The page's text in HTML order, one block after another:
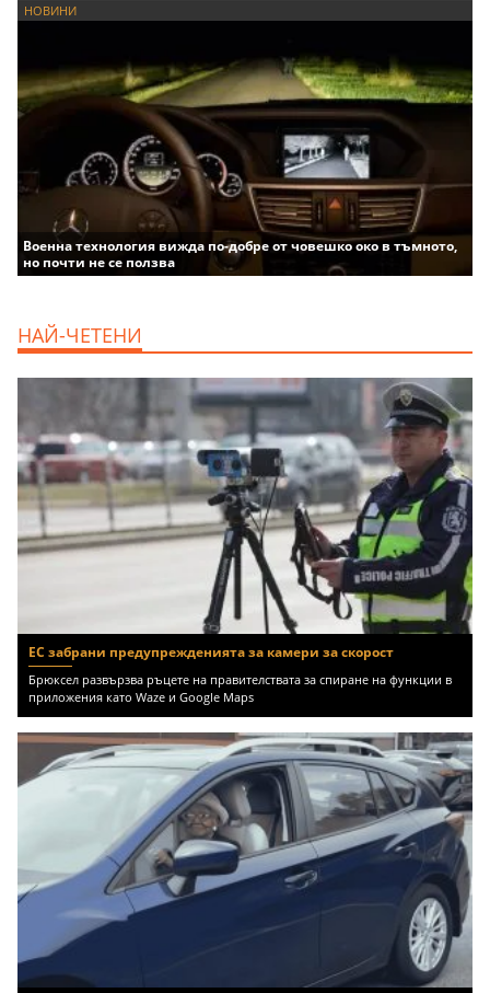
НОВИНИ
Военна технология вижда по-добре от човешко око в тъмното,
но почти не се ползва
НАЙ-ЧЕТЕНИ
ЕС забрани предупрежденията за камери за скорост
Брюксел развързва ръцете на правителствата за спиране на функции в
приложения като Waze и Google Maps